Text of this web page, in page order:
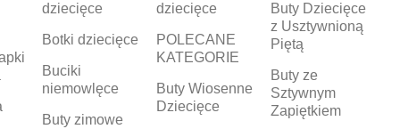
dziecięce
Botki dziecięce
Buciki
niemowlęce
Buty zimowe
dziecięce
POLECANE
KATEGORIE
Buty Wiosenne
Dziecięce
Buty Dziecięce
z Usztywnioną
Piętą
Buty ze
Sztywnym
Zapiętkiem